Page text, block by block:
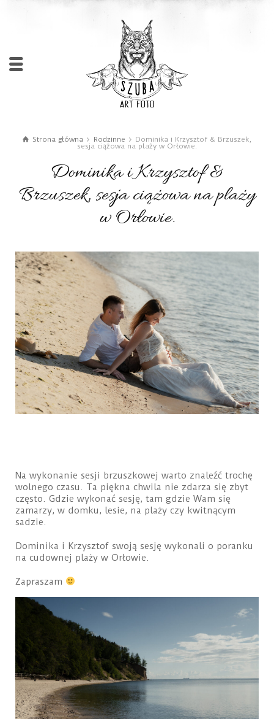
Strona główna Rodzinne Dominika i Krzysztof & Brzuszek,
sesja ciążowa na plaży w Orłowie.
Dominika i Krzysztof &
Brzuszek, sesja ciążowa na plaży
w Orłowie.
Na wykonanie sesji brzuszkowej warto znaleźć trochę
wolnego czasu. Ta piękna chwila nie zdarza się zbyt
często. Gdzie wykonać sesję, tam gdzie Wam się
zamarzy, w domku, lesie, na plaży czy kwitnącym
sadzie.
Dominika i Krzysztof swoją sesję wykonali o poranku
na cudownej plaży w Orłowie.
Zapraszam